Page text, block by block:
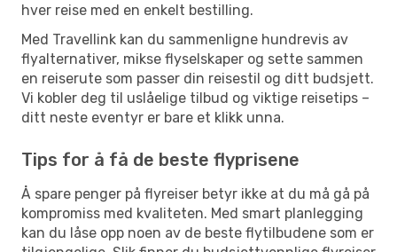
hver reise med en enkelt bestilling.
Med Travellink kan du sammenligne hundrevis av
flyalternativer, mikse flyselskaper og sette sammen
en reiserute som passer din reisestil og ditt budsjett.
Vi kobler deg til uslåelige tilbud og viktige reisetips –
ditt neste eventyr er bare et klikk unna.
Tips for å få de beste flyprisene
Å spare penger på flyreiser betyr ikke at du må gå på
kompromiss med kvaliteten. Med smart planlegging
kan du låse opp noen av de beste flytilbudene som er